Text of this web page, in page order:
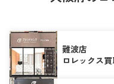
難波店
ロレックス